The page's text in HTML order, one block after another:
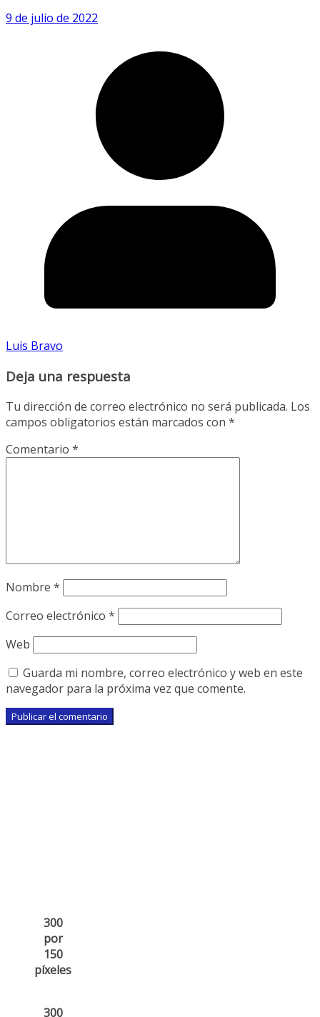
9 de julio de 2022
Luis Bravo
Deja una respuesta
Tu dirección de correo electrónico no será publicada. Los
campos obligatorios están marcados con *
Comentario *
Nombre *
Correo electrónico *
Web
Guarda mi nombre, correo electrónico y web en este
navegador para la próxima vez que comente.
300
por
150
píxeles
300